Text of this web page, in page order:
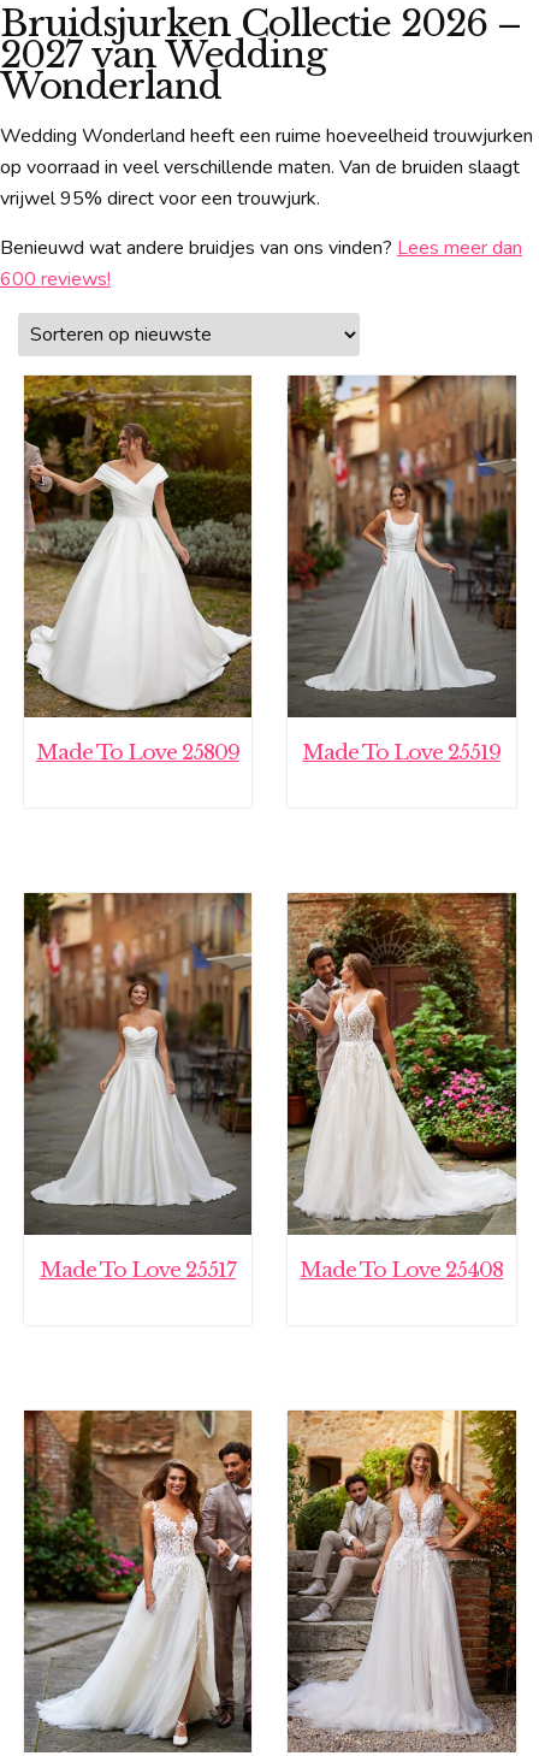
Bruidsjurken Collectie 2026 –
2027 van Wedding
Wonderland
Wedding Wonderland heeft een ruime hoeveelheid trouwjurken
op voorraad in veel verschillende maten. Van de bruiden slaagt
vrijwel 95% direct voor een trouwjurk.
Benieuwd wat andere bruidjes van ons vinden? Lees meer dan
600 reviews!
Made To Love 25809 Made To Love 25519
Made To Love 25517 Made To Love 25408